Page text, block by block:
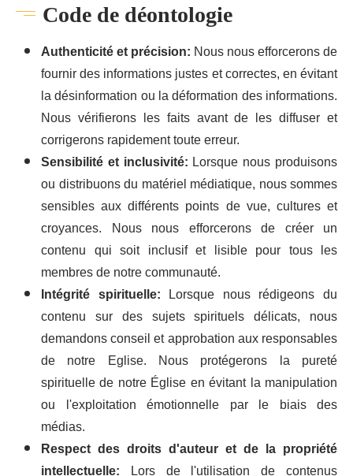
Code de déontologie
Authenticité et précision:Nous nous efforcerons de
fournir des informations justes et correctes, en évitant
la désinformation ou la déformation des informations.
Nous vérifierons les faits avant de les diffuser et
corrigerons rapidement toute erreur.
Sensibilité et inclusivité: Lorsque nous produisons
ou distribuons du matériel médiatique, nous sommes
sensibles aux différents points de vue, cultures et
croyances. Nous nous efforcerons de créer un
contenu qui soit inclusif et lisible pour tous les
membres de notre communauté.
Intégrité spirituelle: Lorsque nous rédigeons du
contenu sur des sujets spirituels délicats, nous
demandons conseil et approbation aux responsables
de notre Eglise. Nous protégerons la pureté
spirituelle de notre Église en évitant la manipulation
ou l'exploitation émotionnelle par le biais des
médias.
Respect des droits d'auteur et de la propriété